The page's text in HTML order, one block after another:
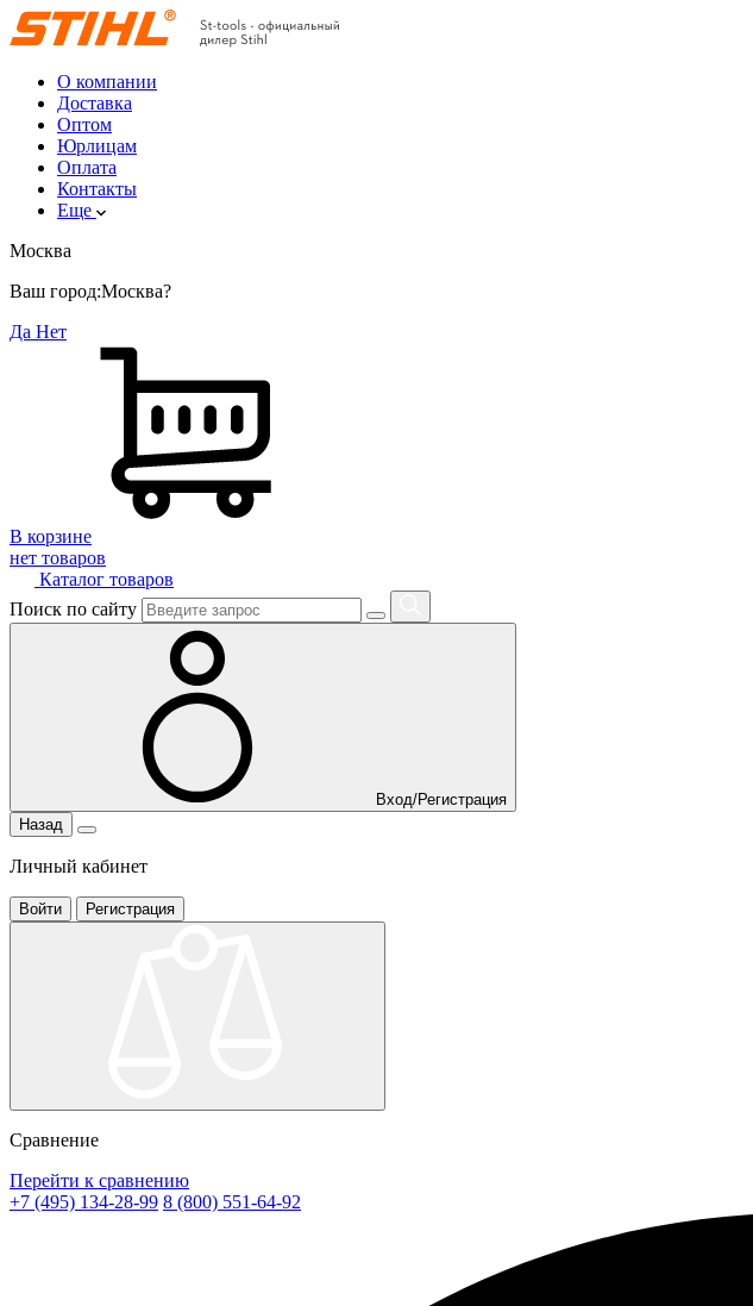
О компании
Доставка
Оптом
Юрлицам
Оплата
Контакты
Еще
Москва
Ваш город:Москва?
Да Нет
В корзине
нет товаров
Каталог товаров
Поиск по сайту
Вход/Регистрация
Назад
Личный кабинет
Войти Регистрация
Сравнение
Перейти к сравнению
+7 (495) 134-28-99 8 (800) 551-64-92